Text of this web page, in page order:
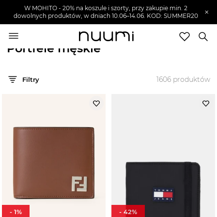
W MOHITO - 20% na koszule i szorty, przy zakupie min. 2
dowolnych produktów, w dniach 10.06–14.06. KOD: SUMMER20
×
Ubrania męskie
Moda sportowa męska
Torby i plecaki męskie
Akcesoria męskie
Portfele męskie
Filtry 1606 produktów
-1% - 42%